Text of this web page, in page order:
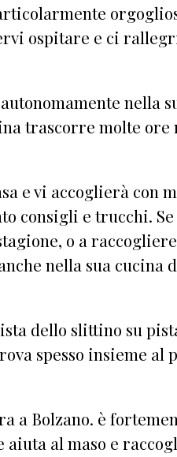
ospitare e ci
nella
trascorre molte
e vi accoglierà con
consigli e trucchi.
o a
nella sua
dello slittino su
spesso insieme al
a Bolzano. è
aiuta al maso e